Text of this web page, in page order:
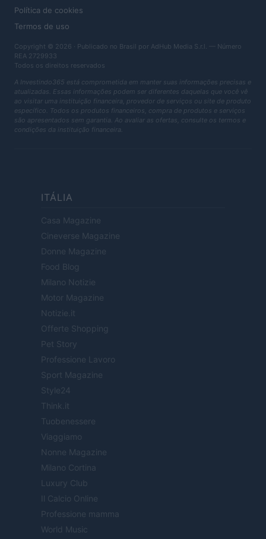
Política de cookies
Termos de uso
Copyright © 2026 · Publicado no Brasil por AdHub Media S.r.l. — Número
REA 2729933
Todos os direitos reservados
A Investindo365 está comprometida em manter suas informações precisas e
atualizadas. Essas informações podem ser diferentes daquelas que você vê
ao visitar uma instituição financeira, provedor de serviços ou site de produto
específico. Todos os produtos financeiros, compra de produtos e serviços
são apresentados sem garantia. Ao avaliar as ofertas, consulte os termos e
condições da instituição financeira.
ITÁLIA
Casa Magazine
Cineverse Magazine
Donne Magazine
Food Blog
Milano Notizie
Motor Magazine
Notizie.it
Offerte Shopping
Pet Story
Professione Lavoro
Sport Magazine
Style24
Think.it
Tuobenessere
Viaggiamo
Nonne Magazine
Milano Cortina
Luxury Club
Il Calcio Online
Professione mamma
World Music